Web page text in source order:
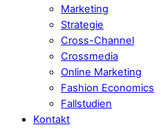
Marketing
Strategie
Cross-Channel
Crossmedia
Online Marketing
Fashion Economics
Fallstudien
Kontakt